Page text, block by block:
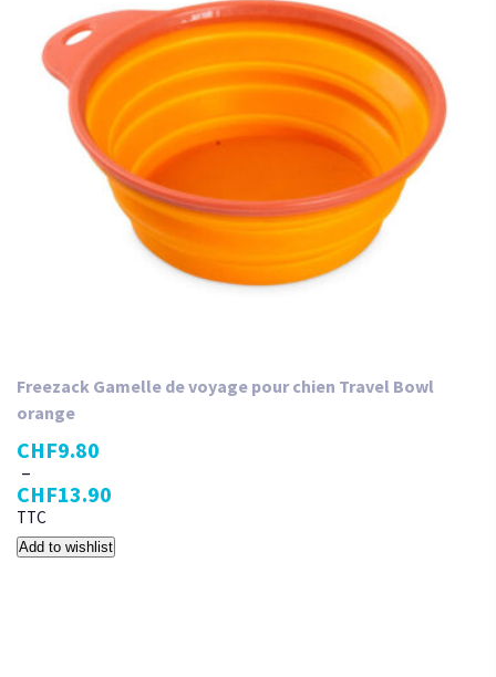
Freezack Gamelle de voyage pour chien Travel Bowl
orange
CHF9.80
–
CHF13.90
TTC
Add to wishlist